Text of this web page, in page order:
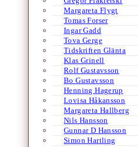
Margareta Flygt
Tomas Forser
Ingar Gadd
Tova Gerge
Tidskriften Glänta
Klas Grinell
Rolf Gustavsson
Bo Gustavsson
Henning Hagerup
Lovisa Håkansson
Margareta Hallberg
Nils Hansson
Gunnar D Hansson
Simon Hartling